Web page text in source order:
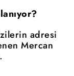
adresi
Mercan